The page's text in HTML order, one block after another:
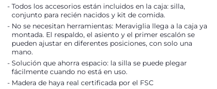
Todos los accesorios están incluidos en la caja: silla,
conjunto para recién nacidos y kit de comida.
No se necesitan herramientas: Meraviglia llega a la caja ya
montada. El respaldo, el asiento y el primer escalón se
pueden ajustar en diferentes posiciones, con solo una
mano.
Solución que ahorra espacio: la silla se puede plegar
fácilmente cuando no está en uso.
Madera de haya real certificada por el FSC